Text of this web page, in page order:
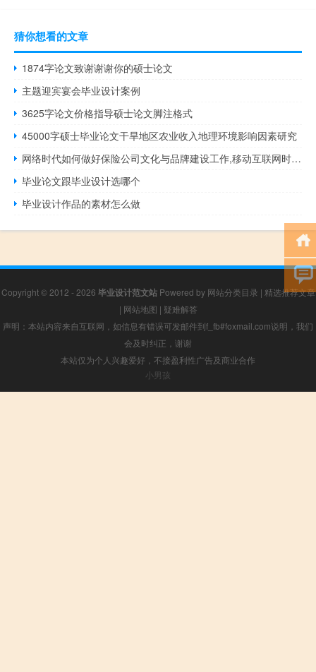
猜你想看的文章
1874字论文致谢谢谢你的硕士论文
主题迎宾宴会毕业设计案例
3625字论文价格指导硕士论文脚注格式
45000字硕士毕业论文干旱地区农业收入地理环境影响因素研究
网络时代如何做好保险公司文化与品牌建设工作,移动互联网时代如何开始品牌建设
毕业论文跟毕业设计选哪个
毕业设计作品的素材怎么做
Copyright © 2012 - 2026 毕业设计范文站Powered by 网站分类目录 | 精选推荐文章
| 网站地图 | 疑难解答
声明：本站内容来自互联网，如信息有错误可发邮件到f_fb#foxmail.com说明，我们
会及时纠正，谢谢
本站仅为个人兴趣爱好，不接盈利性广告及商业合作
小男孩